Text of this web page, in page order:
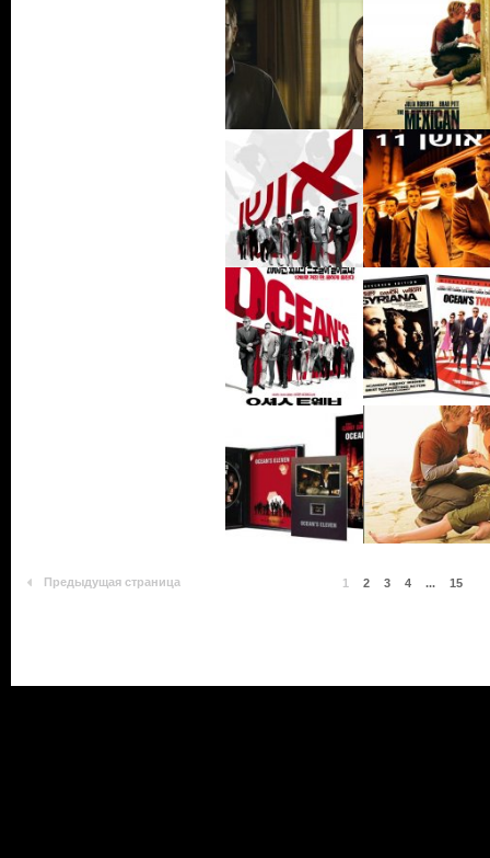
Предыдущая страница 1 2 3 4 ... 15